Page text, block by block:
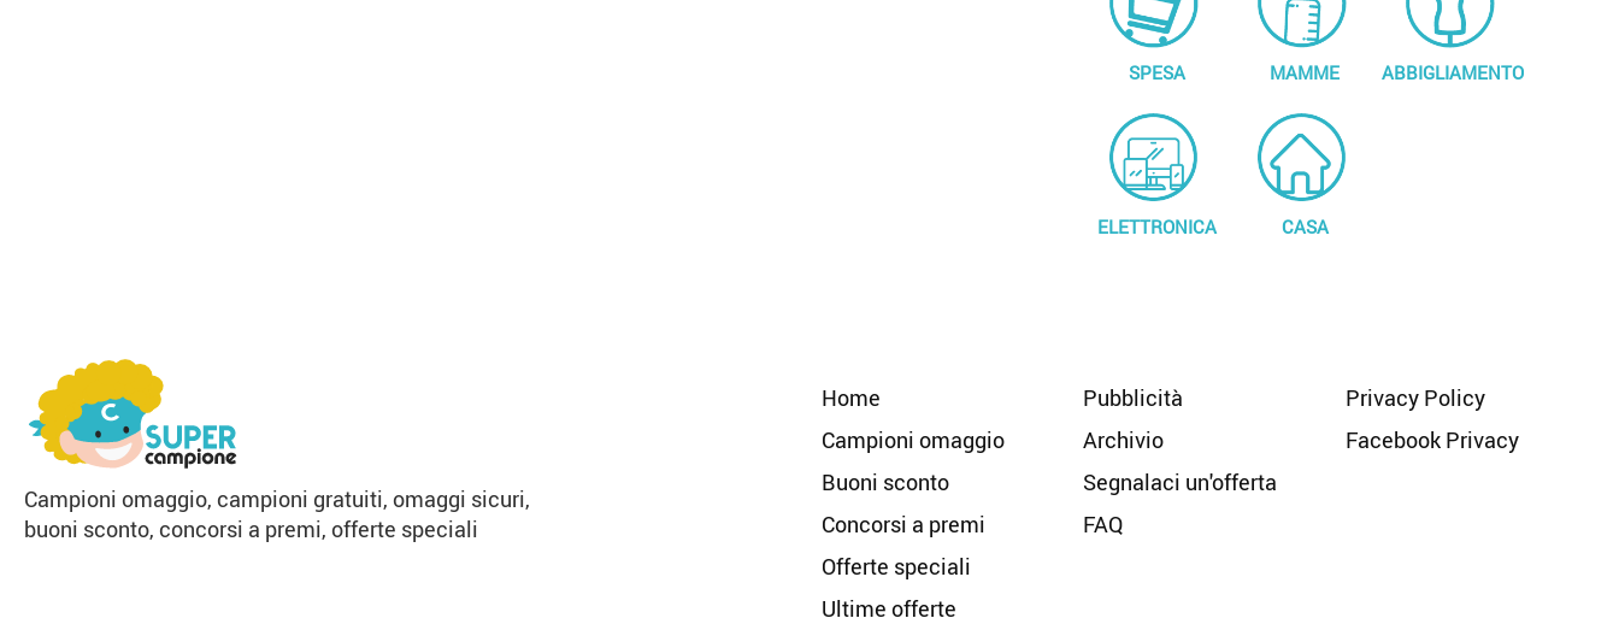
SPESA MAMME ABBIGLIAMENTO
ELETTRONICA CASA
Campioni omaggio, campioni gratuiti, omaggi sicuri,
buoni sconto, concorsi a premi, offerte speciali
Home
Campioni omaggio
Buoni sconto
Concorsi a premi
Offerte speciali
Ultime offerte
Pubblicità
Archivio
Segnalaci un'offerta
FAQ
Privacy Policy
Facebook Privacy